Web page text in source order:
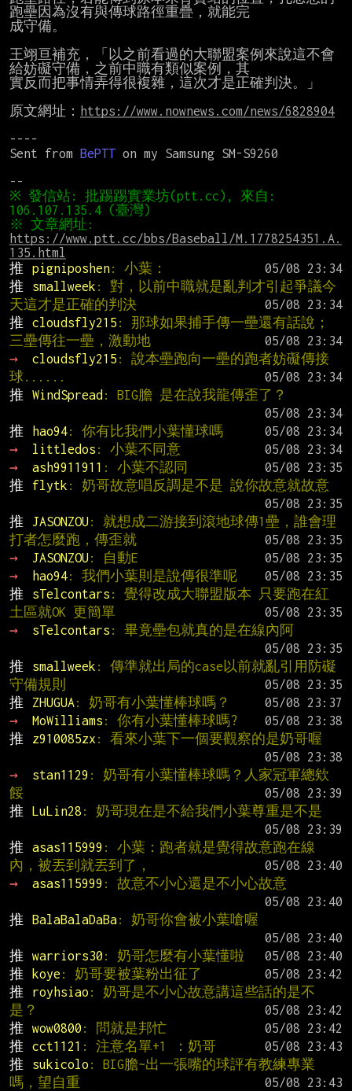
跑壘因為沒有與傳球路徑重疊，就能完
成守備。
王翊亘補充，「以之前看過的大聯盟案例來說這不會
給妨礙守備，之前中職有類似案例，其
實反而把事情弄得很複雜，這次才是正確判決。」
原文網址：
https://www.nownews.com/news/6828904
----
Sent from BePTT on my Samsung SM-S9260
※ 發信站: 批踢踢實業坊(ptt.cc), 來自:
https://www.ptt.cc/bbs/Baseball/M.1778254351.A.
135.html
推
pigniposhen: 小葉：
推
smallweek : 對，以前中職就是亂判才引起爭議今
天這才是正確的判決
推
cloudsfly215 : 那球如果捕手傳一壘還有話說；
三壘傳往一壘，激動地
→
cloudsfly215 : 說本壘跑向一壘的跑者妨礙傳接
球......
推
WindSpread : BIG膽 是在說我龍傳歪了？
推
hao94: 你有比我們小葉懂球嗎
→
littledos : 小葉不同意
→
ash9911911 : 小葉不認同
推
flytk : 奶哥故意唱反調是不是 說你故意就故意
推
JASONZOU: 就想成二游接到滾地球傳1壘，誰會理
打者怎麼跑，傳歪就
→
JASONZOU: 自動E
→
hao94: 我們小葉則是說傳很準呢
推
sTelcontars : 覺得改成大聯盟版本 只要跑在紅
土區就OK 更簡單
→
sTelcontars : 畢竟壘包就真的是在線內阿
推
smallweek : 傳準就出局的case以前就亂引用防礙
守備規則
推
ZHUGUA: 奶哥有小葉懂棒球嗎？
→
MoWilliams : 你有小葉懂棒球嗎?
推
z910085zx : 看來小葉下一個要觀察的是奶哥喔
→
stan1129 : 奶哥有小葉懂棒球嗎？人家冠軍總欸
餒
推
LuLin28 : 奶哥現在是不給我們小葉尊重是不是
推
asas115999 : 小葉：跑者就是覺得故意跑在線
內，被丟到就丟到了，
→
asas115999 : 故意不小心還是不小心故意
推
BalaBalaDaBa: 奶哥你會被小葉嗆喔
推
warriors30 : 奶哥怎麼有小葉懂啦
推
koye : 奶哥要被葉粉出征了
推
royhsiao : 奶哥是不小心故意講這些話的是不
是？
推
wow0800 : 問就是邦忙
推
cct1121 : 注意名單+1 ：奶哥
推
sukicolo : BIG膽~出一張嘴的球評有教練專業
嗎，望自重